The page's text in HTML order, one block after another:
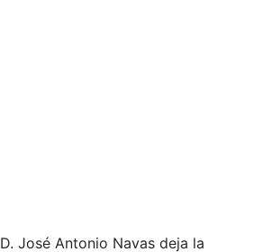
D. José Antonio Navas deja la